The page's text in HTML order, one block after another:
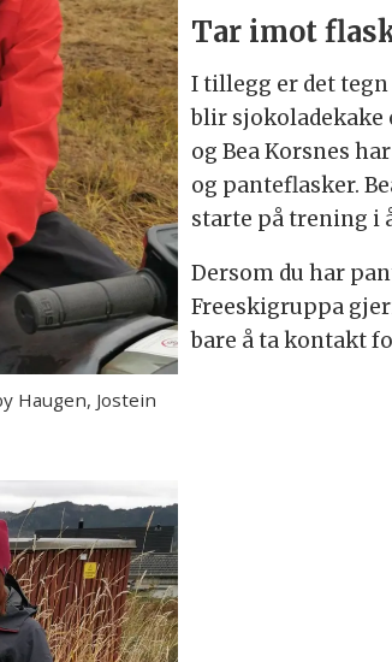
Haugen, Jostein
Tar imot
I tillegg er det
blir sjokoladekake
og Bea Korsnes
og panteflasker.
starte på trening i
Dersom du har
Freeskigruppa
bare å ta kontakt